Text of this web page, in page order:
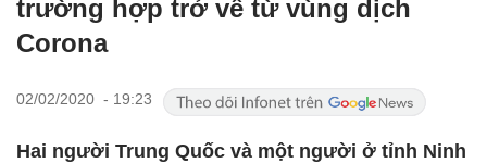
trường hợp trở về từ vùng dịch
Corona
02/02/2020 - 19:23
Hai người Trung Quốc và một người ở tỉnh Ninh